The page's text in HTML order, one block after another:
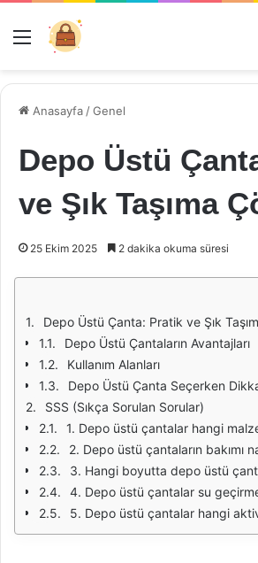
Menü
Anasayfa /Genel
Depo Üstü
ve Şık Taşıma
25 Ekim 2025 2 dakika okuma süresi
Depo Üstü Çanta: Pratik ve Şık
Depo Üstü Çantaların Avantajları
Kullanım Alanları
Depo Üstü Çanta Seçerken Dikkat
SSS (Sıkça Sorulan Sorular)
1. Depo üstü çantalar hangi
2. Depo üstü çantaların bakımı
3. Hangi boyutta depo üstü
4. Depo üstü çantalar su
5. Depo üstü çantalar hangi